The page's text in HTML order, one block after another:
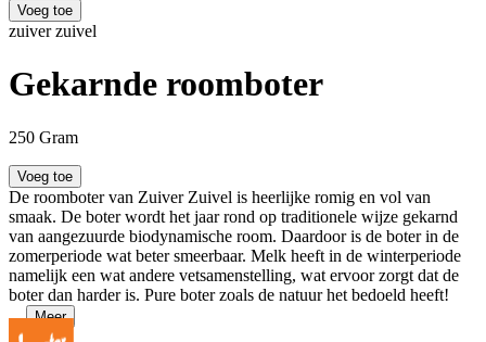
Voeg toe
zuiver zuivel
Gekarnde roomboter
250 Gram
Voeg toe
De roomboter van Zuiver Zuivel is heerlijke romig en vol van
smaak. De boter wordt het jaar rond op traditionele wijze gekarnd
van aangezuurde biodynamische room. Daardoor is de boter in de
zomerperiode wat beter smeerbaar. Melk heeft in de winterperiode
namelijk een wat andere vetsamenstelling, wat ervoor zorgt dat de
boter dan harder is. Pure boter zoals de natuur het bedoeld heeft!
... Meer